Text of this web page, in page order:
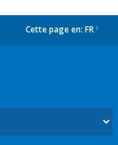
Cette page en: FR